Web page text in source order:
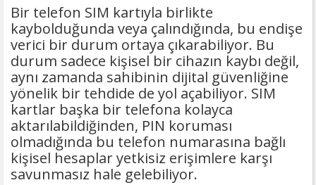
Bir telefon SIM kartıyla birlikte
kaybolduğunda veya çalındığında, bu endişe
verici bir durum ortaya çıkarabiliyor. Bu
durum sadece kişisel bir cihazın kaybı değil,
aynı zamanda sahibinin dijital güvenliğine
yönelik bir tehdide de yol açabiliyor. SIM
kartlar başka bir telefona kolayca
aktarılabildiğinden, PIN koruması
olmadığında bu telefon numarasına bağlı
kişisel hesaplar yetkisiz erişimlere karşı
savunmasız hale gelebiliyor.